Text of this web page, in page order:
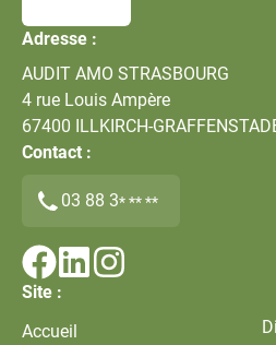
Adresse :
AUDIT AMO STRASBOURG
4 rue Louis Ampère
67400 ILLKIRCH-
Contact :
03 88 3* ** **
Site :
Accueil